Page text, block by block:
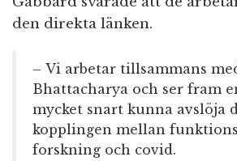
den direkta länken.
– Vi arbetar tillsammans
Bhattacharya och ser fram
mycket snart kunna avslöja
kopplingen mellan
forskning och covid.